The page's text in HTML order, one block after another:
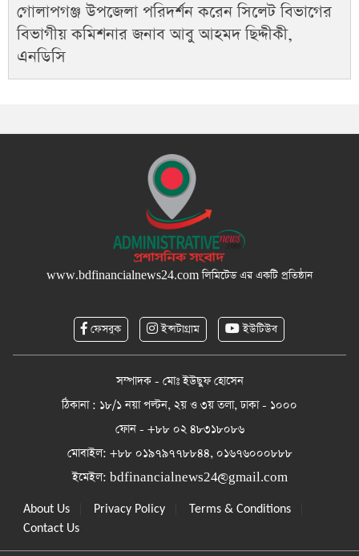
গোলাপগঞ্জ উপজেলা পরিদর্শন করেন সিলেট বিভাগের
বিভাগীয় কমিশনার জনাব আবু আহমদ ছিদ্দীকী,
এনডিসি
www.bdfinancialnews24.comলিমিটেড এর একটি প্রতিষ্ঠান
ফেসবুক ইন্সটাগ্রাম ইউটিউব
সম্পাদক - মোঃ ইউছুফ হোসেন
ঠিকানা : ১৮/১ নয়া পল্টন, ২য় ও ৩য় তলা, ঢাকা - ১০০০
ফোন - +৮৮ ০২ ৪৮৩১৮০৮৬
মোবাইল: +৮৮ ০১৯৭৯৭৭৮৮৪৪, ০১৬৭৬০০০৮৮৮
ইমেইল: bdfinancialnews24@gmail.com
About Us Privacy Policy Terms & Conditions
Contact Us